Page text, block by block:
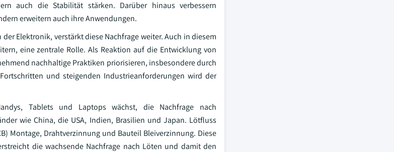
auch die Stabilität stärken. Darüber hinaus verbessern
erweitern auch ihre Anwendungen.
Elektronik, verstärkt diese Nachfrage weiter. Auch in diesem
eine zentrale Rolle. Als Reaktion auf die Entwicklung von
nachhaltige Praktiken priorisieren, insbesondere durch
und steigenden Industrieanforderungen wird der
Tablets und Laptops wächst, die Nachfrage nach
wie China, die USA, Indien, Brasilien und Japan. Lötfluss
Montage, Drahtverzinnung und Bauteil Bleiverzinnung. Diese
die wachsende Nachfrage nach Löten und damit den